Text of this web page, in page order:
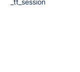
_tt_session